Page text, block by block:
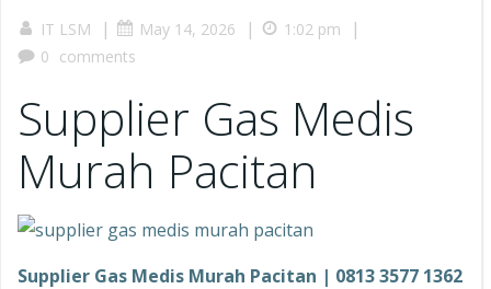
IT LSM | May 14, 2026 | 1:02 pm |
0 comments
Supplier Gas Medis
Murah Pacitan
Supplier Gas Medis Murah Pacitan | 0813 3577 1362